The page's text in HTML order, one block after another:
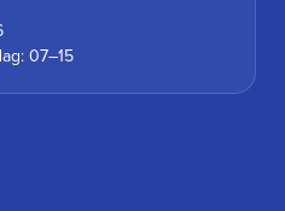
07–15